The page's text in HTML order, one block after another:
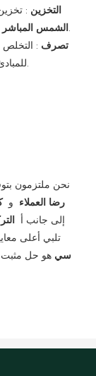
التخزين :
الشمس المباشرللحفاظ على استقرار المنتج.
تصرف :
للمبادئ التوجيهية البيئية والتنظيمية المحلية لمنع التلوث.
نحن ملتزمون
رضا العملاء و
إلى جانب أ
تلبي أعلى
سي هو حل مثبت